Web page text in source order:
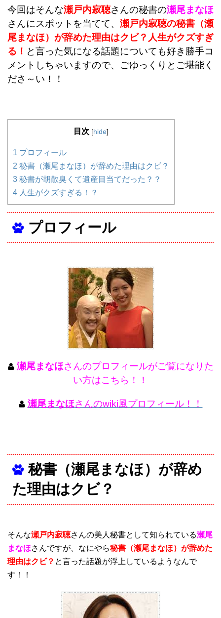
今回はそんな瀬戸内寂聴さんの秘書の瀬尾まなほ
さんにスポットを当てて、 瀬戸内寂聴の秘書（瀬
尾まなほ）が辞めた理由はクビ？人生がクズすぎ
る！ と言った気になる話題についても好き勝手コ
メントしちゃいますので、ごゆっくりとご堪能く
ださ～い！！
目次 [hide]
1 プロフィール
2 秘書（瀬尾まなほ）が辞めた理由はクビ？
3 秘書が胡散臭くて遺産目当てだった？？
4 人生がクズすぎる！？
プロフィール
瀬尾まなほさんのプロフィールがご覧になりた
い方はこちら！！
瀬尾まなほさんのwiki風プロフィール！！
秘書（瀬尾まなほ）が辞め
た理由はクビ？
そんな瀬戸内寂聴さんの美人秘書として知られている瀬尾
まなほさんですが、なにやら秘書（瀬尾まなほ）が辞めた
理由はクビ？ と言った話題が浮上しているようなんで
す！！